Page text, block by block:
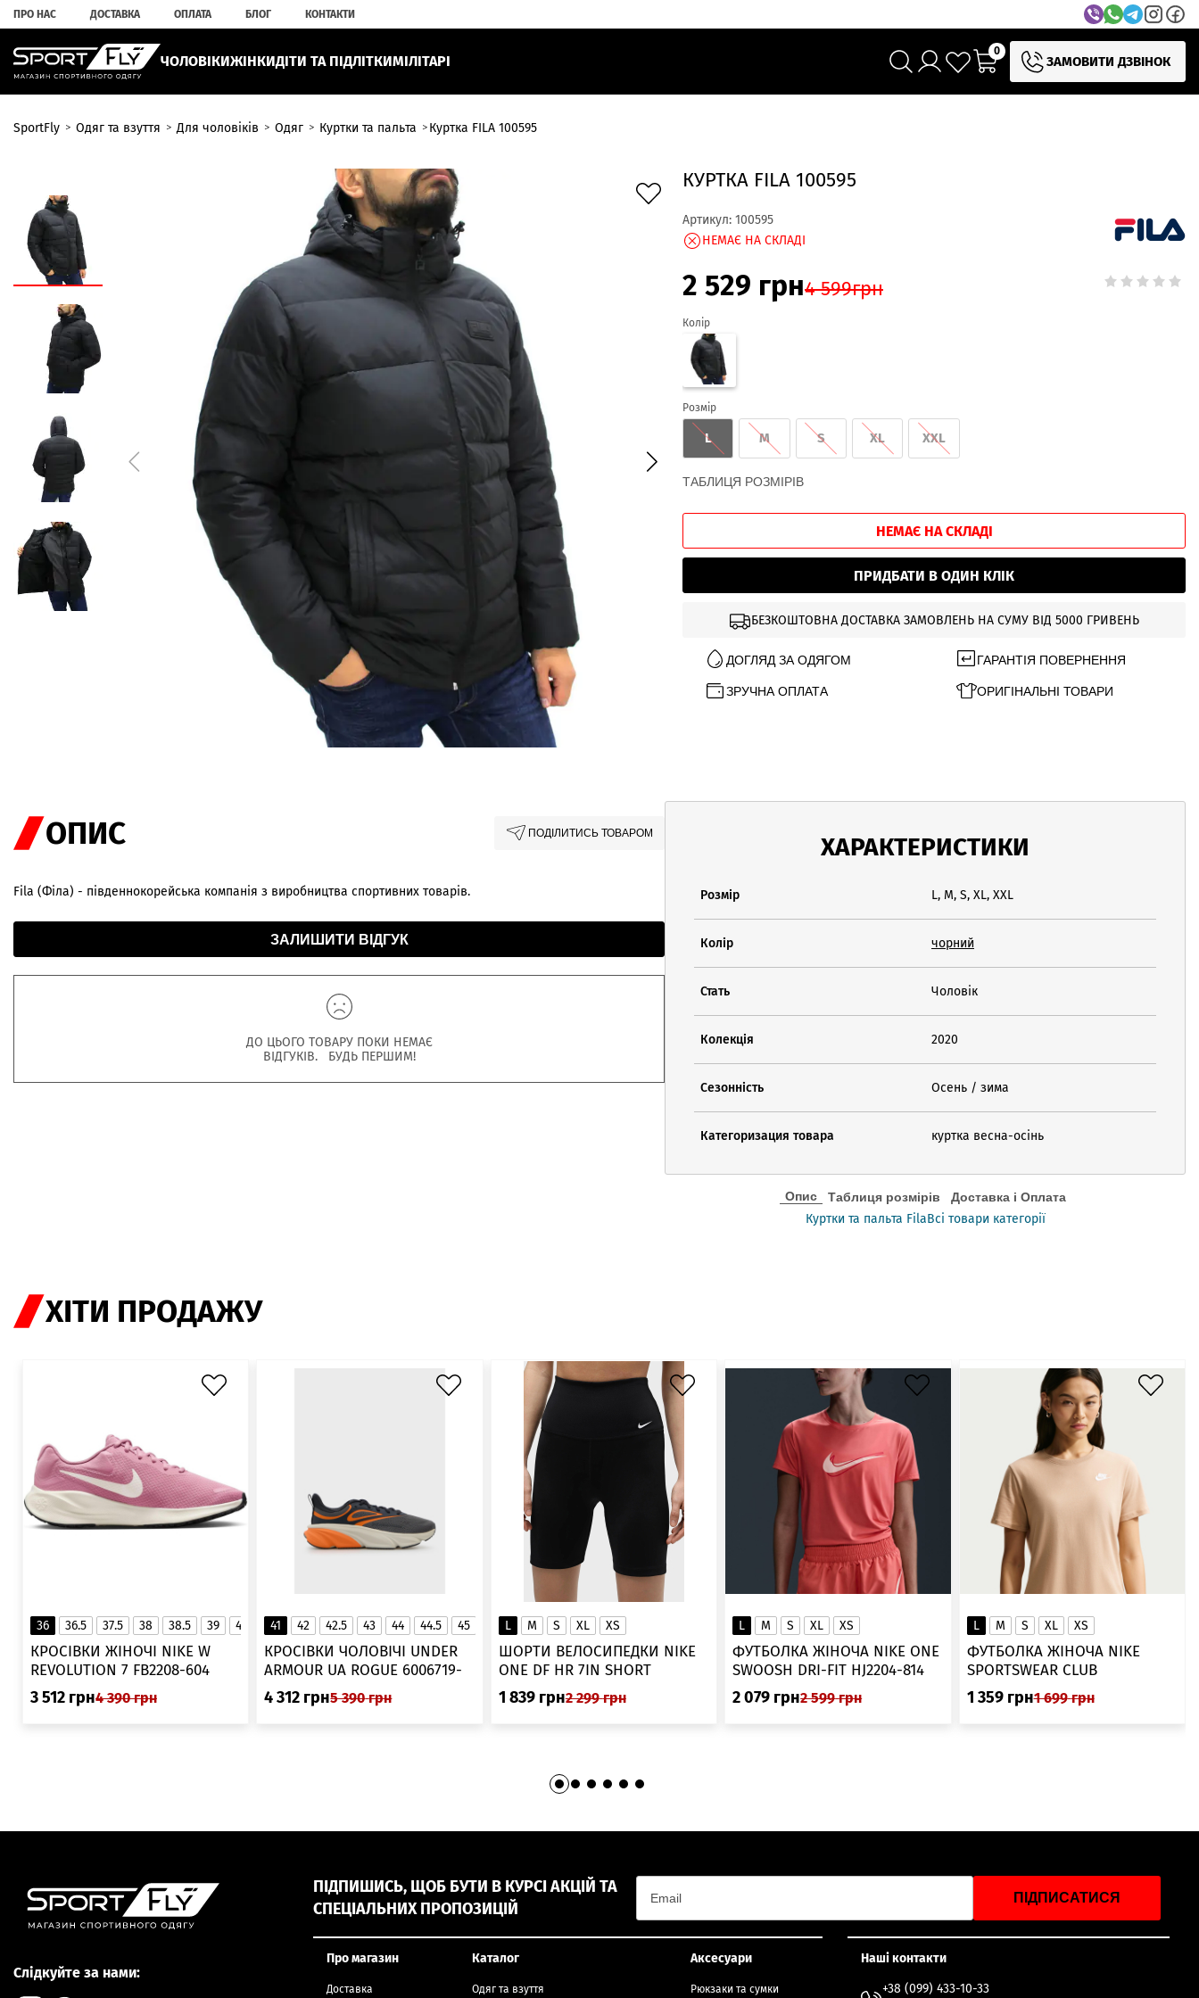
ПРО НАС ДОСТАВКА ОПЛАТА БЛОГ КОНТАКТИ
ЧОЛОВІКИЖІНКИДІТИ ТА ПІДЛІТКИМІЛІТАРІ
0
ЗАМОВИТИ ДЗВІНОК
SportFly Одяг та взуття Для чоловіків Одяг Куртки та пальта Куртка FILA 100595
КУРТКА FILA 100595
Артикул: 100595
НЕМАЄ НА СКЛАДІ
2 529 грн4 599грн
Колір
Розмір
L M S XL XXL
ТАБЛИЦЯ РОЗМІРІВ
НЕМАЄ НА СКЛАДІ
ПРИДБАТИ В ОДИН КЛІК
БЕЗКОШТОВНА ДОСТАВКА ЗАМОВЛЕНЬ НА СУМУ ВІД 5000 ГРИВЕНЬ
ДОГЛЯД ЗА ОДЯГОМ ГАРАНТІЯ ПОВЕРНЕННЯ
ЗРУЧНА ОПЛАТА ОРИГІНАЛЬНІ ТОВАРИ
ОПИС ПОДІЛИТИСЬ ТОВАРОМ
Fila (Філа) - південнокорейська компанія з виробництва спортивних товарів.
ЗАЛИШИТИ ВІДГУК
ДО ЦЬОГО ТОВАРУ ПОКИ НЕМАЄ
ВІДГУКІВ. БУДЬ ПЕРШИМ!
ХАРАКТЕРИСТИКИ
Розмір L, M, S, XL, XXL
Колір чорний
Стать Чоловік
Колекція 2020
Сезонність Осень / зима
Категоризация товара куртка весна-осінь
Опис Таблиця розмірів Доставка і Оплата
Куртки та пальта FilaВсі товари категорії
ХІТИ ПРОДАЖУ
36 36.5 37.5 38 38.5 39 40 40.5
41
▲
КРОСІВКИ ЖІНОЧІ NIKE W
REVOLUTION 7 FB2208-604
3 512 грн4 390 грн
41 42 42.5 43 44 44.5 45 45.5
46
▲
КРОСІВКИ ЧОЛОВІЧІ UNDER
ARMOUR UA ROGUE 6006719-
025
4 312 грн5 390 грн
L M S XL XS
ШОРТИ ВЕЛОСИПЕДКИ NIKE
ONE DF HR 7IN SHORT
DV9022-010
1 839 грн2 299 грн
L M S XL XS
ФУТБОЛКА ЖІНОЧА NIKE ONE
SWOOSH DRI-FIT HJ2204-814
2 079 грн2 599 грн
L M S XL XS
ФУТБОЛКА ЖІНОЧА NIKE
SPORTSWEAR CLUB
ESSENTIALS DX7902-286
1 359 грн1 699 грн
Слідкуйте за нами:
ПІДПИШИСЬ, ЩОБ БУТИ В КУРСІ АКЦІЙ ТА
СПЕЦІАЛЬНИХ ПРОПОЗИЦІЙ
ПІДПИСАТИСЯ
Про магазин
Доставка
Каталог
Одяг та взуття
Аксесуари
Рюкзаки та сумки
Наші контакти
+38 (099) 433-10-33